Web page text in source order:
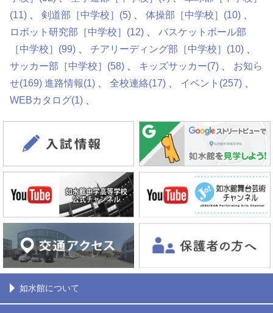
(11)
剣道部［中学校］ (5) 体操部［中学校］ (10)
ロボット研究部［中学校］ (12)
バスケットボール部
［中学校］ (99) チアリーディング部［中学校］ (10)
サッカー部［中学校］ (58) キッズサッカー(7)
お知ら
せ(169) 進路情報(1) 全校連絡(17) イベント (257)
WEBカタログ(1)
如水館について